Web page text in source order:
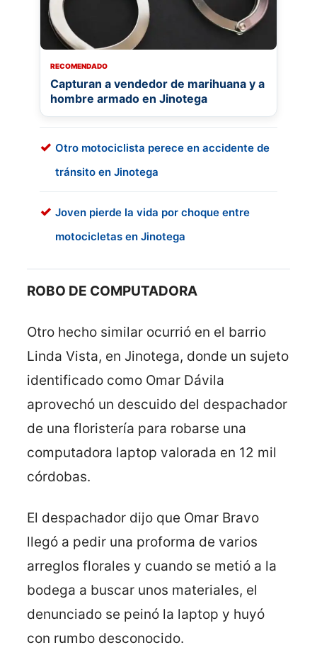
RECOMENDADO
Capturan a vendedor de marihuana y a
hombre armado en Jinotega
Otro motociclista perece en accidente de
tránsito en Jinotega
Joven pierde la vida por choque entre
motocicletas en Jinotega
ROBO DE COMPUTADORA
Otro hecho similar ocurrió en el barrio
Linda Vista, en Jinotega, donde un sujeto
identificado como Omar Dávila
aprovechó un descuido del despachador
de una floristería para robarse una
computadora laptop valorada en 12 mil
córdobas.
El despachador dijo que Omar Bravo
llegó a pedir una proforma de varios
arreglos florales y cuando se metió a la
bodega a buscar unos materiales, el
denunciado se peinó la laptop y huyó
con rumbo desconocido.